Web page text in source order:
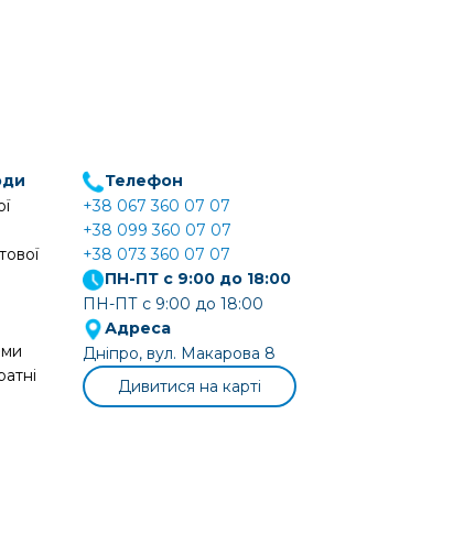
Телефон
+38 067 360 07 07
+38 099 360 07 07
+38 073 360 07 07
ПН-ПТ с 9:00 до 18:00
ПН-ПТ с 9:00 до 18:00
Адреса
Дніпро, вул. Макарова 8
Дивитися на карті